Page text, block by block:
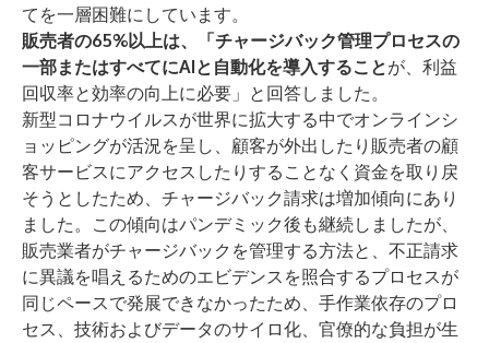
てを一層困難にしています。
販売者の65%以上は、「チャージバック管理プロセスの
一部またはすべてにAIと自動化を導入することが、利益
回収率と効率の向上に必要」と回答しました。
新型コロナウイルスが世界に拡大する中でオンラインシ
ョッピングが活況を呈し、顧客が外出したり販売者の顧
客サービスにアクセスしたりすることなく資金を取り戻
そうとしたため、チャージバック請求は増加傾向にあり
ました。この傾向はパンデミック後も継続しましたが、
販売業者がチャージバックを管理する方法と、不正請求
に異議を唱えるためのエビデンスを照合するプロセスが
同じペースで発展できなかったため、手作業依存のプロ
セス、技術およびデータのサイロ化、官僚的な負担が生